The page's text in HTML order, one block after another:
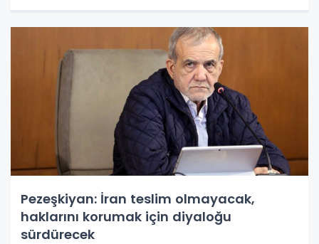
Pezeşkiyan: İran teslim olmayacak,
haklarını korumak için diyaloğu
sürdürecek